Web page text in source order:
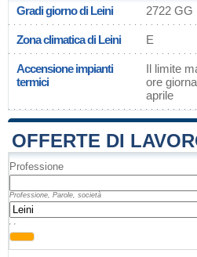
Gradi giorno di Leini 2722 GG
Zona climatica di Leini E
Accensione impianti
termici
Il limite
ore
aprile
OFFERTE DI
Professione
Professione, Parole, società
, ,